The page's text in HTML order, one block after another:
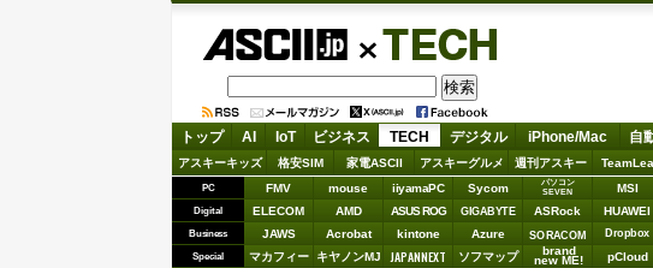
TECH
トップ AI IoT ビジネス TECH デジタル iPhone/Mac 自
アスキーキッズ 格安SIM 家電ASCII アスキーグルメ 週刊アスキー
PC FMV mouse iiyamaPC Sycom
パソコン
SEVEN
MSI
Digital ELECOM AMD ASUS ROG GIGABYTE ASRock HUAWEI
Business JAWS Acrobat kintone Azure SORACOM Dropbox
Special マカフィー キヤノンMJ JAPANNEXT ソフマップ brand
new ME! pCloud